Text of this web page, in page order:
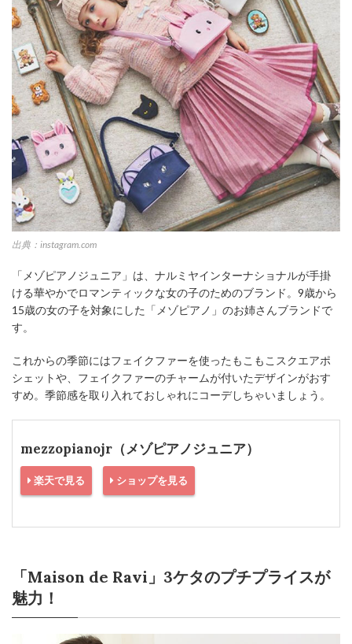
出典：instagram.com
「メゾピアノジュニア」は、ナルミヤインターナショナルが手掛
ける華やかでロマンティックな女の子のためのブランド。9歳から
15歳の女の子を対象にした「メゾピアノ」のお姉さんブランドで
す。
これからの季節にはフェイクファーを使ったもこもこスクエアポ
シェットや、フェイクファーのチャームが付いたデザインがおす
すめ。季節感を取り入れておしゃれにコーデしちゃいましょう。
mezzopianojr（メゾピアノジュニア）
楽天で見る ショップを見る
「Maison de Ravi」3ケタのプチプライスが
魅力！